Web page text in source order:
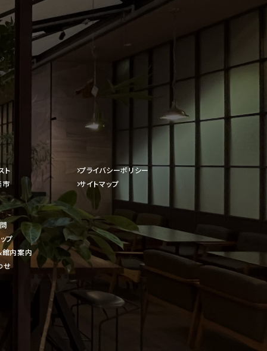
ト
市
プ
内案内
せ
プライバシーポリシー
サイトマップ